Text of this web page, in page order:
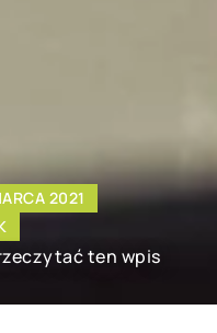
2021
ten wpis